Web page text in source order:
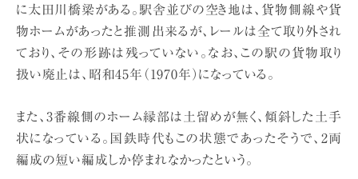
に太田川橋梁がある。駅舎並びの空き地は、貨物側線や貨
物ホームがあったと推測出来るが、レールは全て取り外され
ており、その形跡は残っていない。なお、この駅の貨物取り
扱い廃止は、昭和45年（1970年）になっている。
また、3番線側のホーム縁部は土留めが無く、傾斜した土手
状になっている。国鉄時代もこの状態であったそうで、2両
編成の短い編成しか停まれなかったという。